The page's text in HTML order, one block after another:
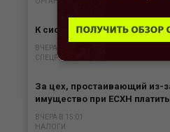
К системе АУСН
ВЧЕРА В 15:31
СПЕЦРЕЖИМЫ
За цех, простаивающий из-
имущество при ЕСХН
ВЧЕРА В 15:01
НАЛОГИ